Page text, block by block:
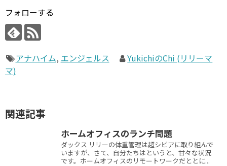
フォローする
アナハイム, エンジェルス
YukichiのChi (リリーマ
マ)
関連記事
ホームオフィスのランチ問題
ダックス リリーの体重管理は超シビアに取り組んで
いますが、さて、自分たちはというと、甘々な状況
です。ホームオフィスのリモートワークだととに...